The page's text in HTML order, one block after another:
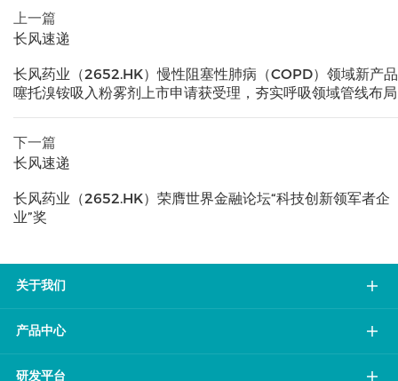
上一篇
长风速递
长风药业（2652.HK）慢性阻塞性肺病（COPD）领域新产品
噻托溴铵吸入粉雾剂上市申请获受理，夯实呼吸领域管线布局
下一篇
长风速递
长风药业（2652.HK）荣膺世界金融论坛“科技创新领军者企
业”奖
关于我们
产品中心
研发平台